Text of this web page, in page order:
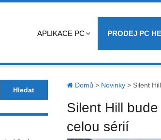
APLIKACE PC PRODEJ PC
Domů > Novinky> Silent
Silent Hill
celou sérií